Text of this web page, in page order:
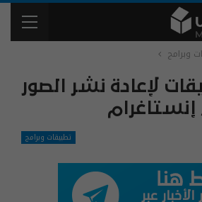
وبرامج
5 تطبيقات لإعادة نشر الصور
إنستاغرام
تطبيقات وبرامج